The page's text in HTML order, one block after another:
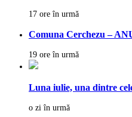
17 ore în urmă
Comuna Cerchezu –
19 ore în urmă
Luna iulie, una dintre
o zi în urmă